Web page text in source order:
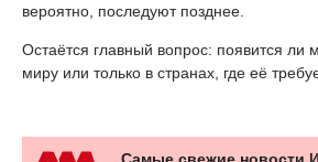
вероятно, последуют позднее.
Остаётся главный вопрос: появится ли
миру или только в странах, где её